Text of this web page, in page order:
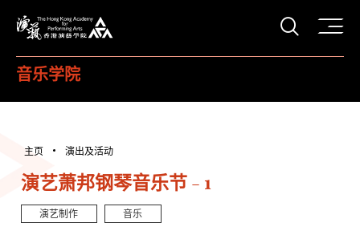
打开
音乐学院
主页 演出及活动
演艺萧邦钢琴音乐节 - 1
演艺制作 音乐